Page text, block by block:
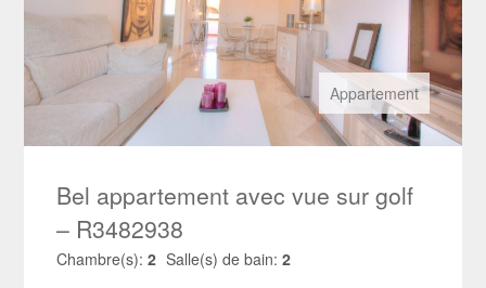
Appartement
Bel appartement avec vue sur golf
– R3482938
Chambre(s): 2 Salle(s) de bain: 2